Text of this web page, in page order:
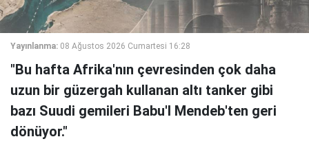
Yayınlanma: 08 Ağustos 2026 Cumartesi 16:28
"Bu hafta Afrika'nın çevresinden çok daha
uzun bir güzergah kullanan altı tanker gibi
bazı Suudi gemileri Babu'l Mendeb'ten geri
dönüyor."